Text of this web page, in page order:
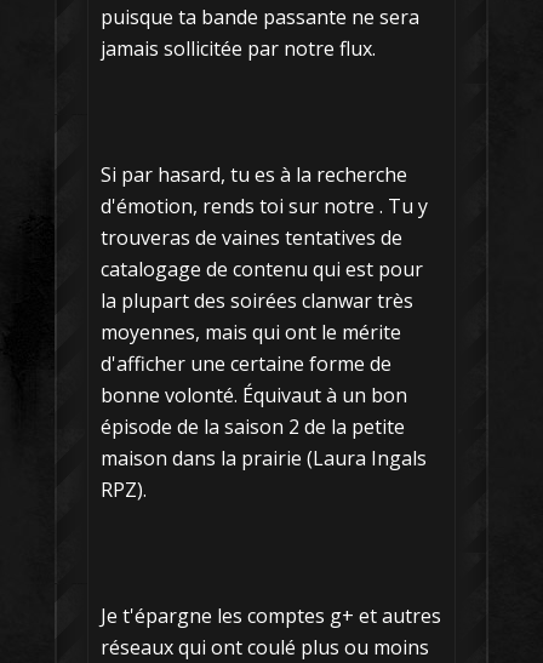
puisque ta bande passante ne sera
jamais sollicitée par notre flux.
Si par hasard, tu es à la recherche
d'émotion, rends toi sur notre . Tu y
trouveras de vaines tentatives de
catalogage de contenu qui est pour
la plupart des soirées clanwar très
moyennes, mais qui ont le mérite
d'afficher une certaine forme de
bonne volonté. Équivaut à un bon
épisode de la saison 2 de la petite
maison dans la prairie (Laura Ingals
RPZ).
Je t'épargne les comptes g+ et autres
réseaux qui ont coulé plus ou moins